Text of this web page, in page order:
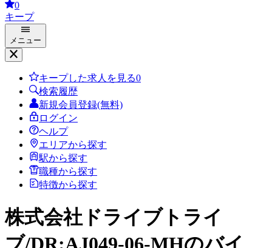
0
キープ
メニュー
キープした求人を見る0
検索履歴
新規会員登録(無料)
ログイン
ヘルプ
エリアから探す
駅から探す
職種から探す
特徴から探す
株式会社ドライブトライ